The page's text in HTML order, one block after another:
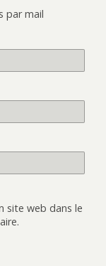
par mail
site web dans le